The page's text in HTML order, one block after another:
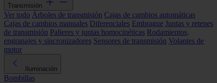
Transmisión
Ver todo Árboles de transmisión Cajas de cambios automáticas
Cajas de cambios manuales Diferenciales Embrague Juntas y retenes
de transmisión Palieres y juntas homocinéticas Rodamientos,
engranajes y sincronizadores Sensores de transmisión Volantes de
motor
Iluminación
Bombillas